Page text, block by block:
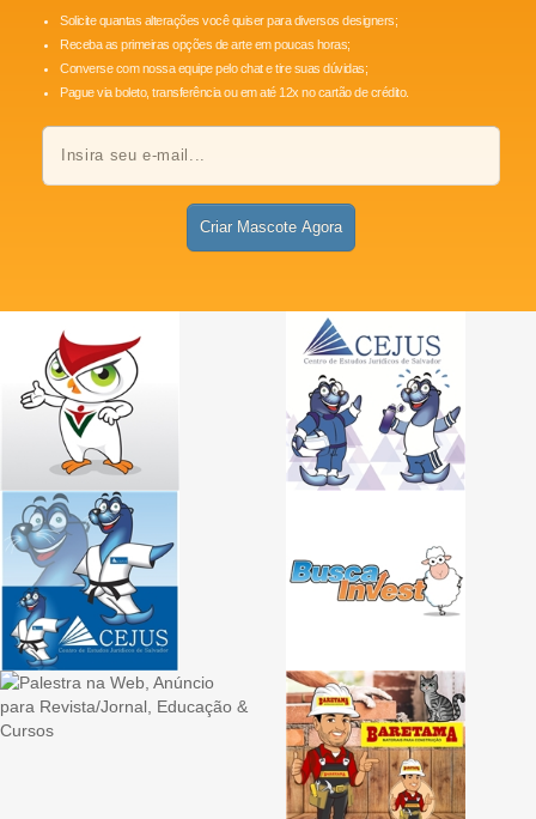
Solicite quantas alterações você quiser para diversos designers;
Receba as primeiras opções de arte em poucas horas;
Converse com nossa equipe pelo chat e tire suas dúvidas;
Pague via boleto, transferência ou em até 12x no cartão de crédito.
Criar Mascote Agora